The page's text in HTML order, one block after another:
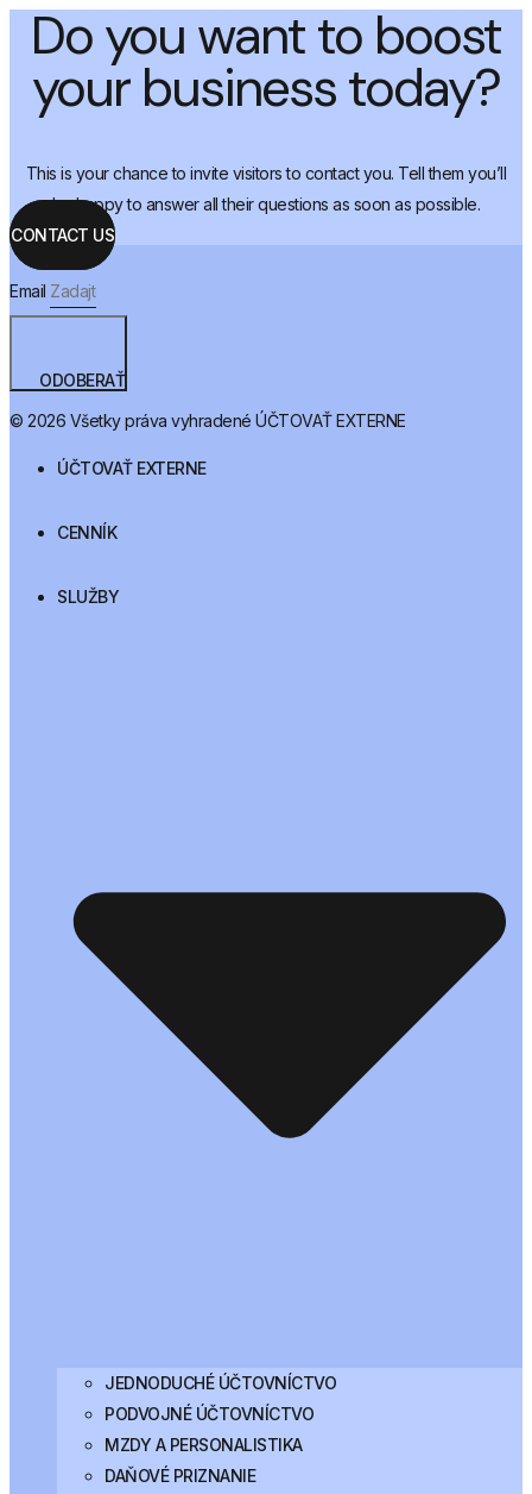
Do you want to boost
your business today?
This is your chance to invite visitors to contact you. Tell them you’ll
be happy to answer all their questions as soon as possible.
CONTACT US
Email
ODOBERAŤ
© 2026 Všetky práva vyhradené ÚČTOVAŤ EXTERNE
ÚČTOVAŤ EXTERNE
CENNÍK
SLUŽBY
JEDNODUCHÉ ÚČTOVNÍCTVO
PODVOJNÉ ÚČTOVNÍCTVO
MZDY A PERSONALISTIKA
DAŇOVÉ PRIZNANIE